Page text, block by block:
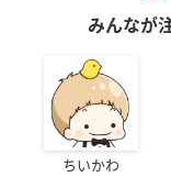
みんなが
ちいかわ